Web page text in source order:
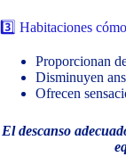
3️⃣ Habitaciones
Proporcionan
Disminuyen
Ofrecen
El descanso